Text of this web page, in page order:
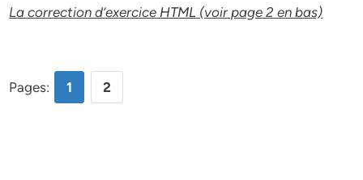
La correction d’exercice HTML (voir page 2 en bas)
Pages: 1 2